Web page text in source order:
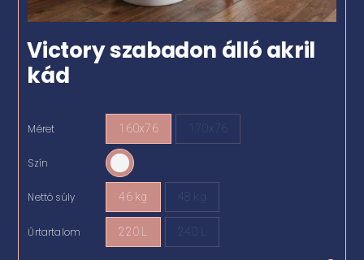
Victory szabadon álló akril
kád
Méret 160x76 170x76
Szín
Nettó súly 46 kg 48 kg
Űrtartalom 220 L 240 L